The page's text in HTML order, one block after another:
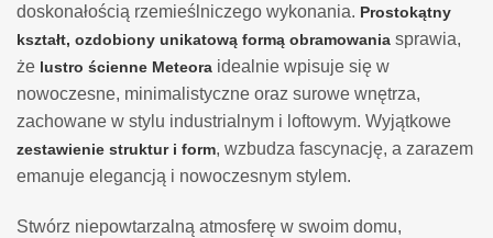
doskonałością rzemieślniczego wykonania. Prostokątny
kształt, ozdobiony unikatową formą obramowania sprawia,
że lustro ścienne Meteora idealnie wpisuje się w
nowoczesne, minimalistyczne oraz surowe wnętrza,
zachowane w stylu industrialnym i loftowym. Wyjątkowe
zestawienie struktur i form, wzbudza fascynację, a zarazem
emanuje elegancją i nowoczesnym stylem.
Stwórz niepowtarzalną atmosferę w swoim domu,